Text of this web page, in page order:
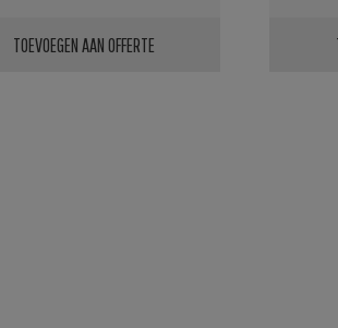
TOEVOEGEN AAN OFFERTE